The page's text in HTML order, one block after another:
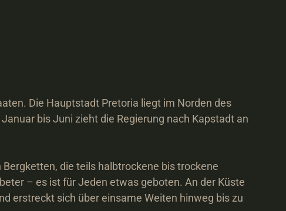
Die Hauptstadt Pretoria liegt im Norden des
bis Juni zieht die Regierung nach Kapstadt an
die teils halbtrockene bis trockene
– es ist für Jeden etwas geboten. An der Küste
erstreckt sich über einsame Weiten hinweg bis zu